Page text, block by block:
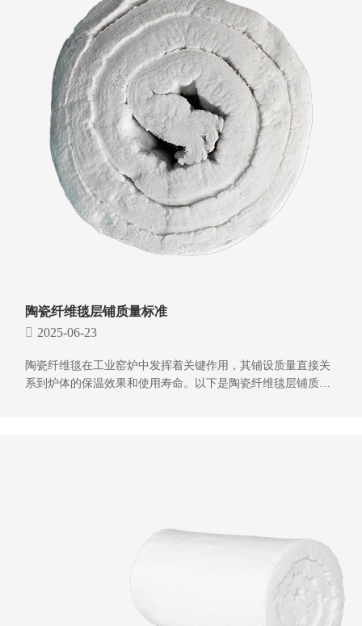
陶瓷纤维毯层铺质量标准
2025-06-23
陶瓷纤维毯在工业窑炉中发挥着关键作用，其铺设质量直接关
系到炉体的保温效果和使用寿命。以下是陶瓷纤维毯层铺质量